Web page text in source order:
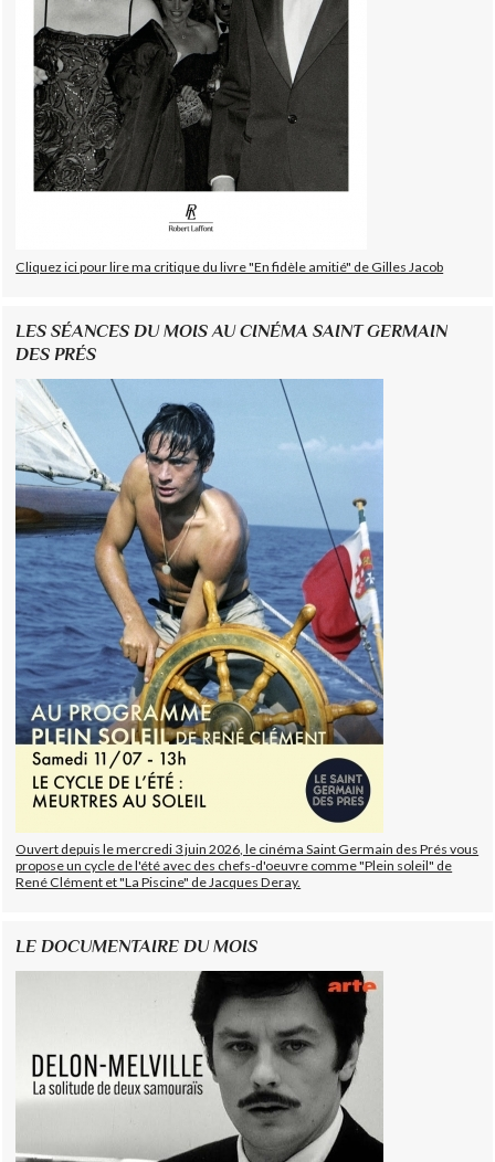
Cliquez ici pour lire ma critique du livre "En fidèle amitié" de Gilles Jacob
LES SÉANCES DU MOIS AU CINÉMA SAINT GERMAIN
DES PRÉS
Ouvert depuis le mercredi 3 juin 2026, le cinéma Saint Germain des Prés vous
propose un cycle de l'été avec des chefs-d'oeuvre comme "Plein soleil" de
René Clément et "La Piscine" de Jacques Deray.
LE DOCUMENTAIRE DU MOIS